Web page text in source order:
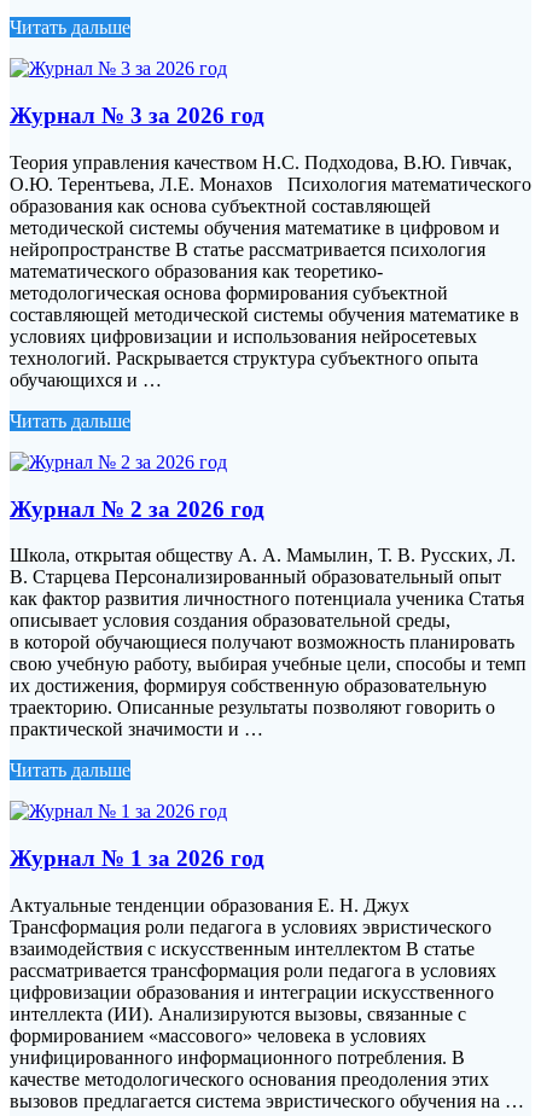
Читать дальше
Журнал № 3 за 2026 год
Теория управления качеством Н.С. Подходова, В.Ю. Гивчак,
О.Ю. Терентьева, Л.Е. Монахов Психология математического
образования как основа субъектной составляющей
методической системы обучения математике в цифровом и
нейропространстве В статье рассматривается психология
математического образования как теоретико-
методологическая основа формирования субъектной
составляющей методической системы обучения математике в
условиях цифровизации и использования нейросетевых
технологий. Раскрывается структура субъектного опыта
обучающихся и …
Читать дальше
Журнал № 2 за 2026 год
Школа, открытая обществу А. А. Мамылин, Т. В. Русских, Л.
В. Старцева Персонализированный образовательный опыт
как фактор развития личностного потенциала ученика Статья
описывает условия создания образовательной среды,
в которой обучающиеся получают возможность планировать
свою учебную работу, выбирая учебные цели, способы и темп
их достижения, формируя собственную образовательную
траекторию. Описанные результаты позволяют говорить о
практической значимости и …
Читать дальше
Журнал № 1 за 2026 год
Актуальные тенденции образования Е. Н. Джух
Трансформация роли педагога в условиях эвристического
взаимодействия с искусственным интеллектом В статье
рассматривается трансформация роли педагога в условиях
цифровизации образования и интеграции искусственного
интеллекта (ИИ). Анализируются вызовы, связанные с
формированием «массового» человека в условиях
унифицированного информационного потребления. В
качестве методологического основания преодоления этих
вызовов предлагается система эвристического обучения на …